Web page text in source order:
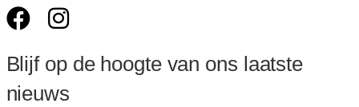
Blijf op de hoogte van ons laatste
nieuws